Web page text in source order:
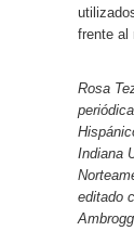
frente al
Rosa
Indiana
editado